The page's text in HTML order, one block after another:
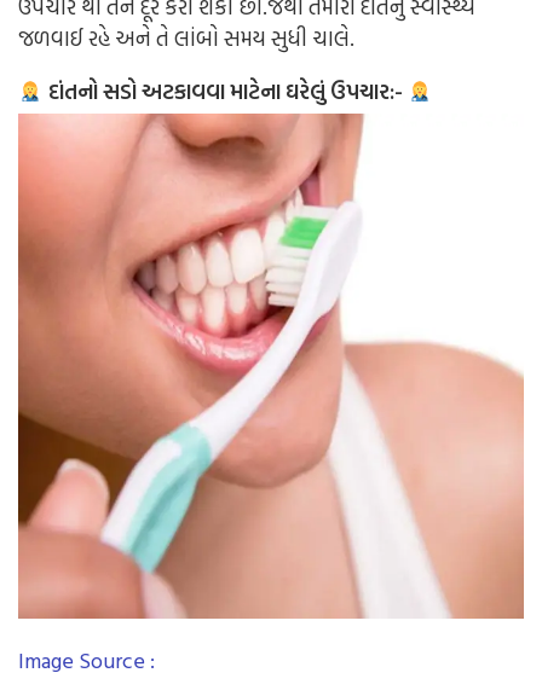
જળવાઈ રહે અને તે લાંબો સમય સુધી ચાલે.
દાંતનો સડો અટકાવવા માટેના ઘરેલું ઉપચાર:-
Image Source :